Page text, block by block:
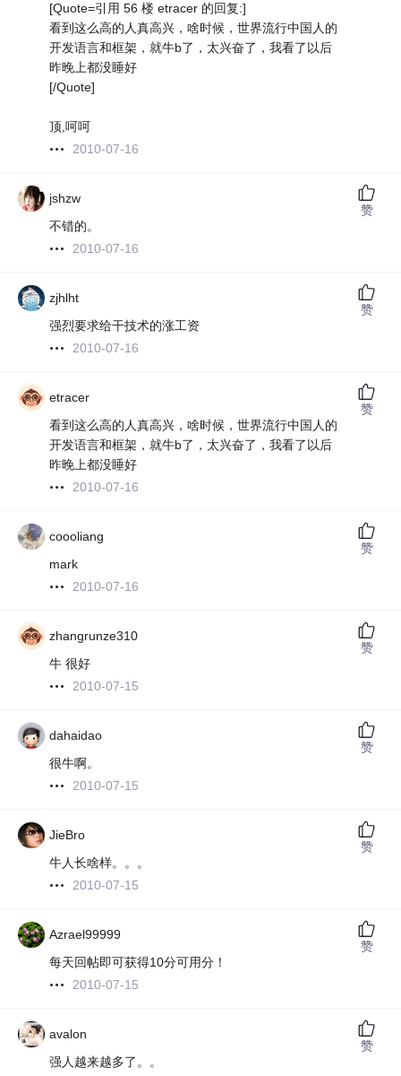
[Quote=引用 56 楼 etracer 的回复:]
看到这么高的人真高兴，啥时候，世界流行中国人的
开发语言和框架，就牛b了，太兴奋了，我看了以后
昨晚上都没睡好
[/Quote]
顶,呵呵
2010-07-16
jshzw
不错的。
2010-07-16
赞
zjhlht
强烈要求给干技术的涨工资
2010-07-16
赞
etracer
看到这么高的人真高兴，啥时候，世界流行中国人的
开发语言和框架，就牛b了，太兴奋了，我看了以后
昨晚上都没睡好
2010-07-16
赞
coooliang
mark
2010-07-16
赞
zhangrunze310
牛 很好
2010-07-15
赞
dahaidao
很牛啊。
2010-07-15
赞
JieBro
牛人长啥样。。。
2010-07-15
赞
Azrael99999
每天回帖即可获得10分可用分！
2010-07-15
赞
avalon
强人越来越多了。。
赞